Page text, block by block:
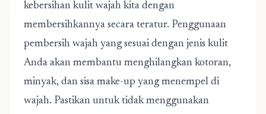
kebersihan kulit wajah kita dengan
membersihkannya secara teratur. Penggunaan
pembersih wajah yang sesuai dengan jenis kulit
Anda akan membantu menghilangkan kotoran,
minyak, dan sisa make-up yang menempel di
wajah. Pastikan untuk tidak menggunakan